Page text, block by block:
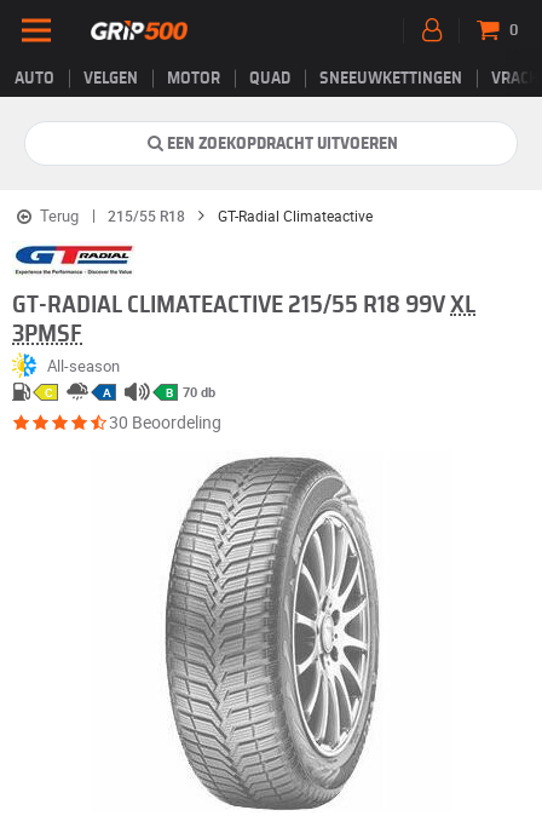
AUTO VELGEN MOTOR QUAD SNEEUWKETTINGEN
0
EEN ZOEKOPDRACHT UITVOEREN
Terug 215/55 R18 GT-Radial Climateactive
GT-RADIAL CLIMATEACTIVE 215/55 R18 99V XL
3PMSF
All-season
C A B 70 db
30 Beoordeling